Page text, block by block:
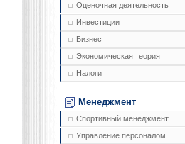
Оценочная деятельность
Инвестиции
Бизнес
Экономическая теория
Налоги
Менеджмент
Спортивный менеджмент
Управление персоналом